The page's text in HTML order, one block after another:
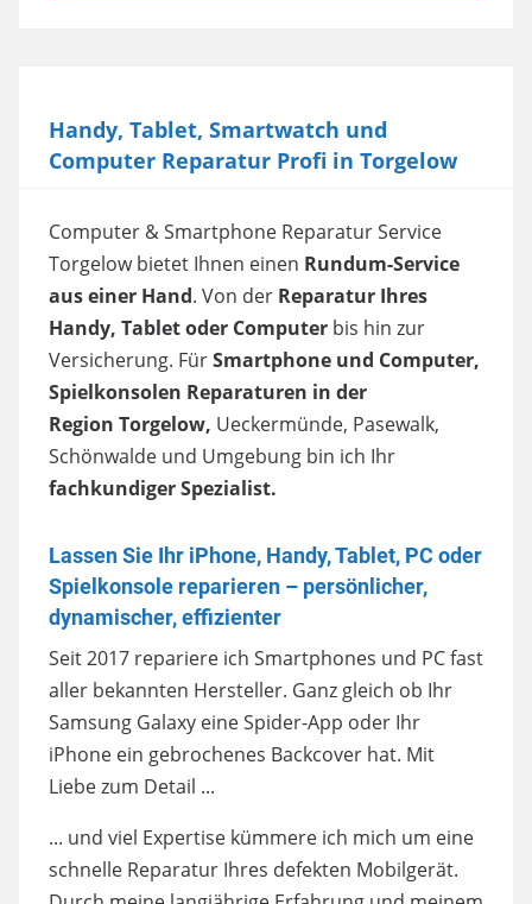
Handy, Tablet, Smartwatch und
Computer Reparatur Profi in Torgelow
Computer & Smartphone Reparatur Service
Torgelow bietet Ihnen einen Rundum-Service
aus einer Hand. Von der Reparatur Ihres
Handy, Tablet oder Computer bis hin zur
Versicherung. FürSmartphone und Computer,
Spielkonsolen Reparaturen in der
Region Torgelow, Ueckermünde, Pasewalk,
Schönwalde und Umgebung bin ich Ihr
fachkundiger Spezialist.
Lassen Sie Ihr iPhone, Handy, Tablet, PC oder
Spielkonsole reparieren – persönlicher,
dynamischer, effizienter
Seit 2017 repariere ich Smartphones und PC fast
aller bekannten Hersteller. Ganz gleich ob Ihr
Samsung Galaxy eine Spider-App oder Ihr
iPhone ein gebrochenes Backcover hat. Mit
Liebe zum Detail ...
... und viel Expertise kümmere ich mich um eine
schnelle Reparatur Ihres defekten Mobilgerät.